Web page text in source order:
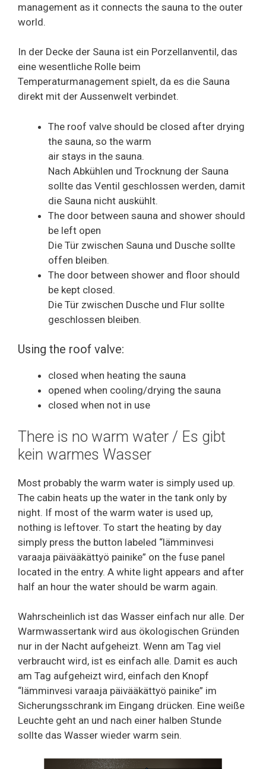
management as it connects the sauna to the outer
world.
In der Decke der Sauna ist ein Porzellanventil, das
eine wesentliche Rolle beim
Temperaturmanagement spielt, da es die Sauna
direkt mit der Aussenwelt verbindet.
The roof valve should be closed after drying
the sauna, so the warm
air stays in the sauna.
Nach Abkühlen und Trocknung der Sauna
sollte das Ventil geschlossen werden, damit
die Sauna nicht auskühlt.
The door between sauna and shower should
be left open
Die Tür zwischen Sauna und Dusche sollte
offen bleiben.
The door between shower and floor should
be kept closed.
Die Tür zwischen Dusche und Flur sollte
geschlossen bleiben.
Using the roof valve:
closed when heating the sauna
opened when cooling/drying the sauna
closed when not in use
There is no warm water / Es gibt
kein warmes Wasser
Most probably the warm water is simply used up.
The cabin heats up the water in the tank only by
night. If most of the warm water is used up,
nothing is leftover. To start the heating by day
simply press the button labeled “lämminvesi
varaaja päivääkättyö painike” on the fuse panel
located in the entry. A white light appears and after
half an hour the water should be warm again.
Wahrscheinlich ist das Wasser einfach nur alle. Der
Warmwassertank wird aus ökologischen Gründen
nur in der Nacht aufgeheizt. Wenn am Tag viel
verbraucht wird, ist es einfach alle. Damit es auch
am Tag aufgeheizt wird, einfach den Knopf
“lämminvesi varaaja päivääkättyö painike” im
Sicherungsschrank im Eingang drücken. Eine weiße
Leuchte geht an und nach einer halben Stunde
sollte das Wasser wieder warm sein.